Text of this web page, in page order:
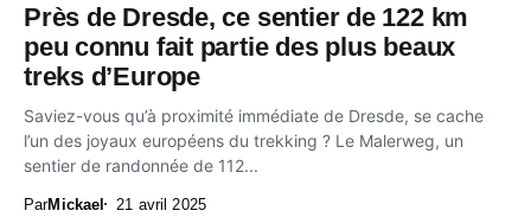
Près de Dresde, ce sentier de 122 km
peu connu fait partie des plus beaux
treks d’Europe
Saviez-vous qu’à proximité immédiate de Dresde, se cache
l’un des joyaux européens du trekking ? Le Malerweg, un
sentier de randonnée de 112...
ParMickael 21 avril 2025